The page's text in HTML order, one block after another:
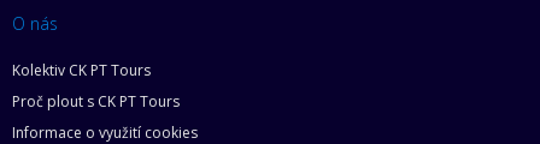
O nás
Kolektiv CK PT Tours
Proč plout s CK PT Tours
Informace o využití cookies